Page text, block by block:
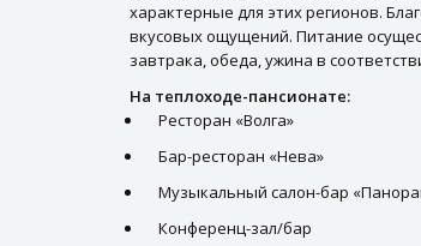
характерные для этих регионов.
вкусовых ощущений. Питание
завтрака, обеда, ужина в
На теплоходе-пансионате:
Ресторан «Волга»
Бар-ресторан «Нева»
Музыкальный салон-бар
Конференц-зал/бар